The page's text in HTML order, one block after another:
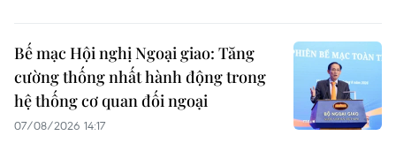
Bế mạc Hội nghị Ngoại giao: Tăng
cường thống nhất hành động trong
hệ thống cơ quan đối ngoại
07/08/2026 14:17